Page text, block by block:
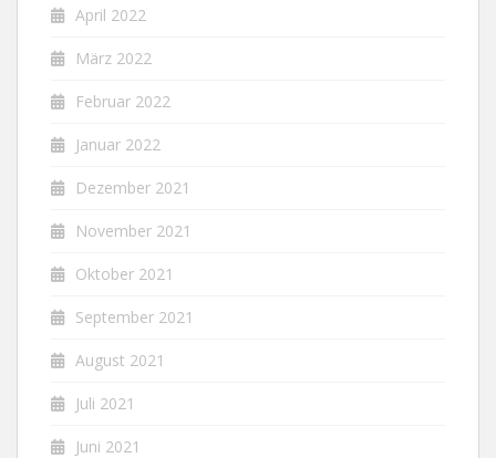
April 2022
März 2022
Februar 2022
Januar 2022
Dezember 2021
November 2021
Oktober 2021
September 2021
August 2021
Juli 2021
Juni 2021